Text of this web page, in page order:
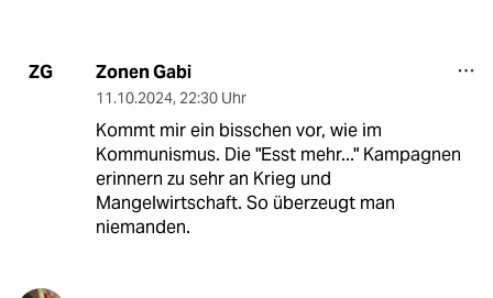
ZG Zonen Gabi
11.10.2024, 22:30 Uhr
Kommt mir ein bisschen vor, wie im
Kommunismus. Die "Esst mehr..." Kampagnen
erinnern zu sehr an Krieg und
Mangelwirtschaft. So überzeugt man
niemanden.